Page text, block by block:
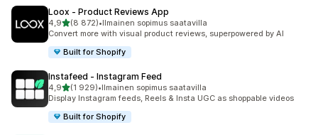
Loox ‑ Product Reviews App
4,9/ 5 tähteä
(8 872)
8872 arvostelua yhteensä
•Ilmainen sopimus saatavilla
Convert more with visual product reviews, superpowered by AI
Built for Shopify
Instafeed ‑ Instagram Feed
4,9/ 5 tähteä
(1 929)
1929 arvostelua yhteensä
•Ilmainen sopimus saatavilla
Display Instagram feeds, Reels & Insta UGC as shoppable videos
Built for Shopify